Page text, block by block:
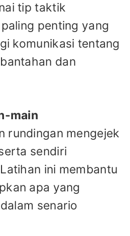
tip taktik
penting yang
komunikasi tentang
dan
main
rundingan mengejek
sendiri
ini membantu
apa yang
senario